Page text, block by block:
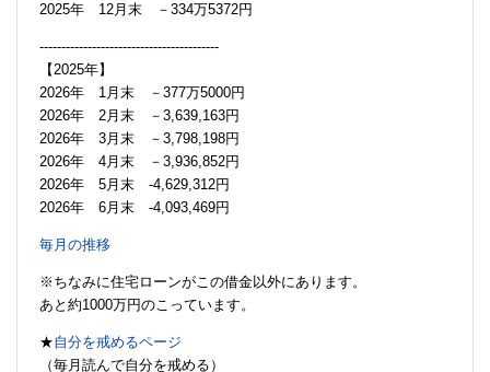
2025年 12月末 －334万5372円
-----------------------------------------
【2025年】
2026年 1月末 －377万5000円
2026年 2月末 －3,639,163円
2026年 3月末 －3,798,198円
2026年 4月末 －3,936,852円
2026年 5月末 -4,629,312円
2026年 6月末 -4,093,469円
毎月の推移
※ちなみに住宅ローンがこの借金以外にあります。
あと約1000万円のこっています。
★自分を戒めるページ
（毎月読んで自分を戒める）